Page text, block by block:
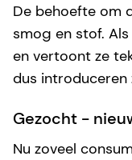
De behoefte om
smog en stof.
en vertoont ze
dus introduceren
Gezocht -
Nu zoveel